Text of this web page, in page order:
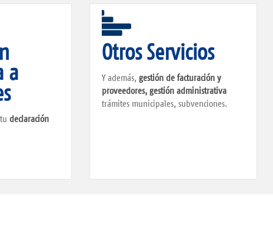
a
tudeclaración
Otros Servicios
Y además,gestión de facturación y
proveedores, gestión administrativa
trámites municipales, subvenciones.